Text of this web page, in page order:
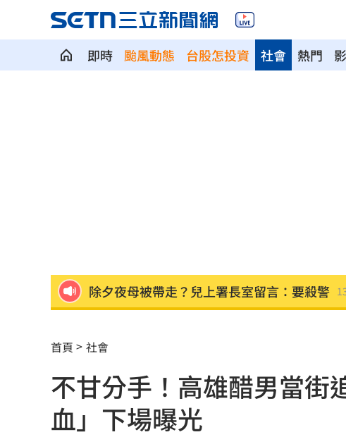
即時 颱風動態 台股怎投資 熱門
社會
除夕夜母被帶走？兒上署長室留言：要殺警
女團成員手劇烈顫抖 韓網：身體恐出問題
台中男發酒瘋遭管束！尿在警察身上下場曝
父親節來了！蔣萬安、沈伯洋曝與子女互動
首頁 社會
不甘分手！高雄醋男當街
血」下場曝光